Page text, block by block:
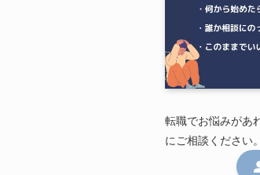
転職でお悩みがあ
にご相談ください。